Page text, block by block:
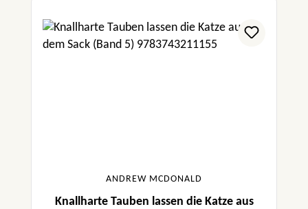
ANDREW MCDONALD
Knallharte Tauben lassen die Katze aus